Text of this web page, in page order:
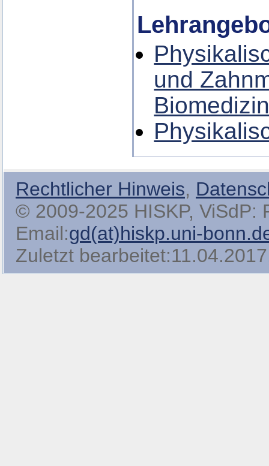
und
Rechtlicher Hinweis,
© 2009-2025 HISKP, ViSdP:
Email:gd(at)hiskp.uni-
Zuletzt